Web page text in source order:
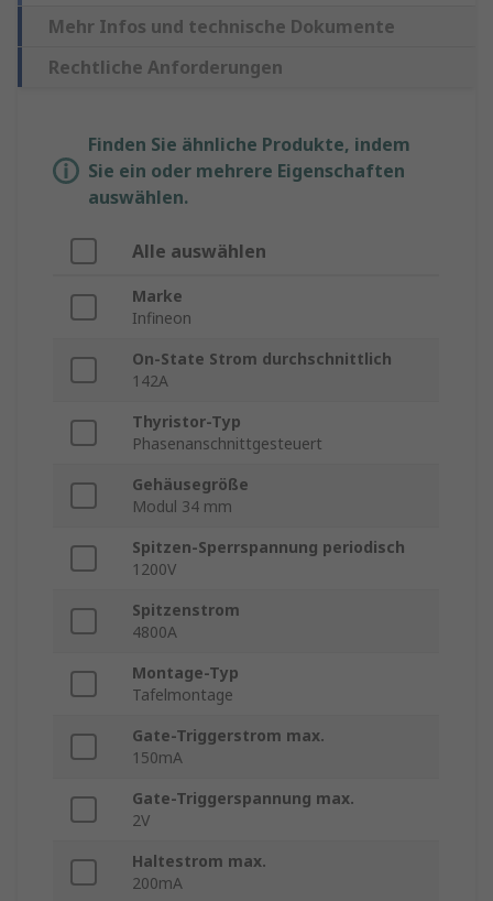
Mehr Infos und technische Dokumente
Rechtliche Anforderungen
Finden Sie ähnliche Produkte, indem
Sie ein oder mehrere Eigenschaften
auswählen.
Alle auswählen
Marke
Infineon
On-State Strom durchschnittlich
142A
Thyristor-Typ
Phasenanschnittgesteuert
Gehäusegröße
Modul 34 mm
Spitzen-Sperrspannung periodisch
1200V
Spitzenstrom
4800A
Montage-Typ
Tafelmontage
Gate-Triggerstrom max.
150mA
Gate-Triggerspannung max.
2V
Haltestrom max.
200mA